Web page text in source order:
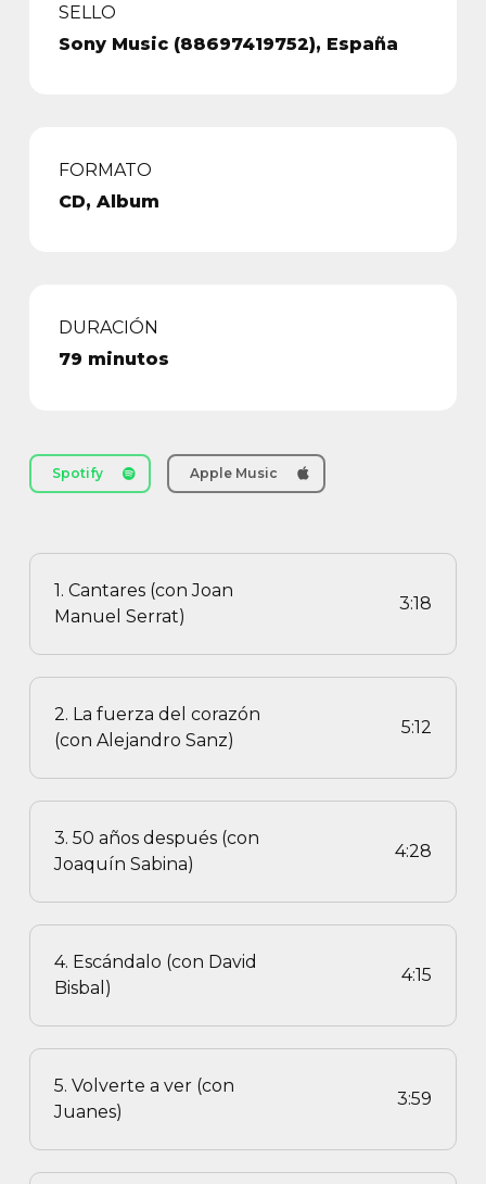
SELLO
Sony Music (88697419752), España
FORMATO
CD, Album
DURACIÓN
79 minutos
Spotify Apple Music
1. Cantares (con Joan
Manuel Serrat)
3:18
2. La fuerza del corazón
(con Alejandro Sanz)
5:12
3. 50 años después (con
Joaquín Sabina)
4:28
4. Escándalo (con David
Bisbal)
4:15
5. Volverte a ver (con
Juanes)
3:59